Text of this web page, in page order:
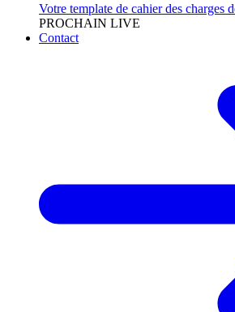
Votre template de cahier des charges
PROCHAIN LIVE
Contact